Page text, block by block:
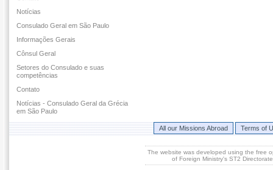
Notícias
Consulado Geral em São Paulo
Informações Gerais
Cônsul Geral
Setores do Consulado e suas
competências
Contato
Notícias - Consulado Geral da Grécia
em São Paulo
All our Missions Abroad Terms of
The website was developed using the free
of Foreign Ministry's ST2